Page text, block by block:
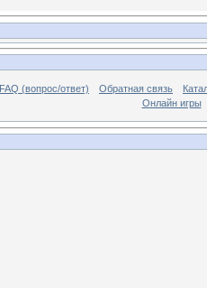
FAQ (вопрос/ответ) Обратная связь
Онлайн игры